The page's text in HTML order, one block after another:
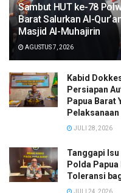
Sambut HUT ke-78
Barat Salurkan Al-
Masjid Al-Muhajirin
AGUSTUS 7, 2026
Kabid
Persiapan
Papua Barat
JULI 28, 2026
Tanggapi
Polda
Toleransi
JULI 24, 2026